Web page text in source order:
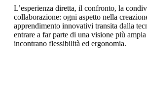
L’esperienza diretta, il confronto, la
collaborazione: ogni aspetto nella
apprendimento innovativi transita dalla
entrare a far parte di una visione più
incontrano flessibilità ed ergonomia.